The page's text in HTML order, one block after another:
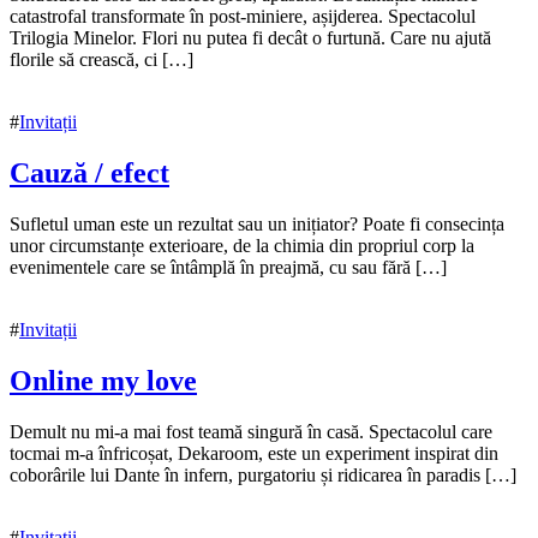
noiembrie
2021
catastrofal transformate în post-miniere, așijderea. Spectacolul
Trilogia Minelor. Flori nu putea fi decât o furtună. Care nu ajută
florile să crească, ci […]
#Invitații
Cauză / efect
15
noiembrie
202115
Sufletul uman este un rezultat sau un inițiator? Poate fi consecința
unor circumstanțe exterioare, de la chimia din propriul corp la
evenimentele care se întâmplă în preajmă, cu sau fără […]
#Invitații
Online my love
15
noiembrie
202115
Demult nu mi-a mai fost teamă singură în casă. Spectacolul care
tocmai m-a înfricoșat, Dekaroom, este un experiment inspirat din
coborârile lui Dante în infern, purgatoriu și ridicarea în paradis […]